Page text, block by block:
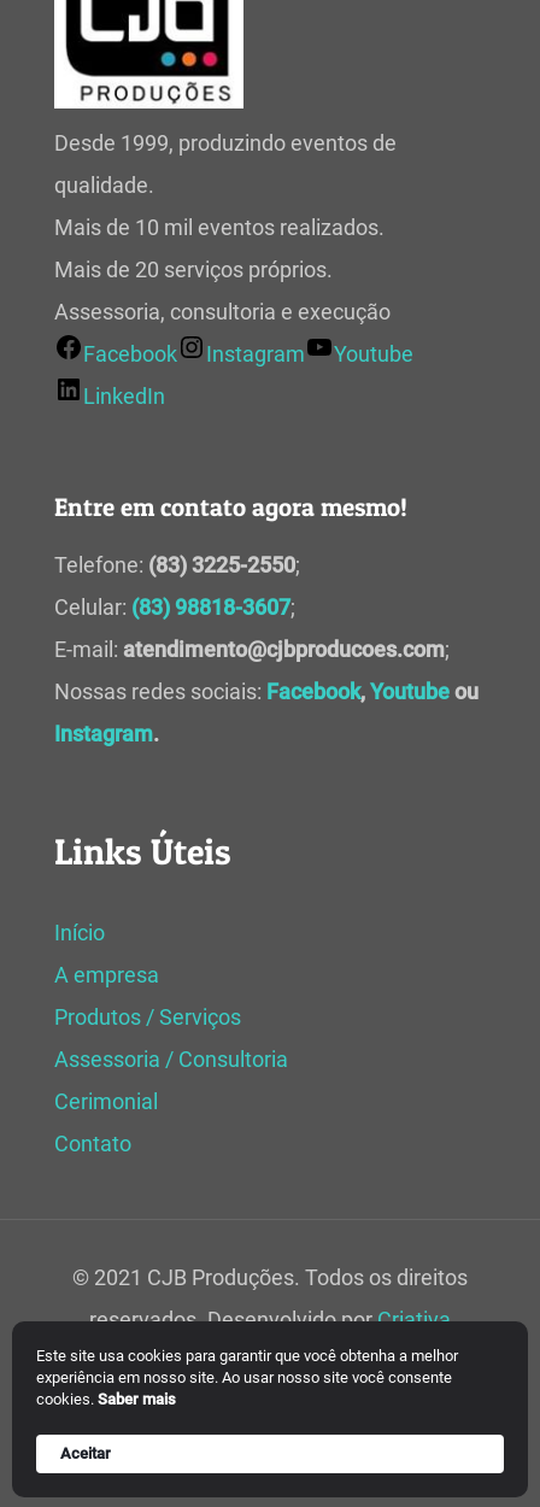
Este site usa cookies para garantir que você obtenha a melhor
experiência em nosso site. Ao usar nosso site você consente
cookies. Saber mais
Aceitar
Desde 1999, produzindo eventos de
qualidade.
Mais de 10 mil eventos realizados.
Mais de 20 serviços próprios.
Assessoria, consultoria e execução
Facebook
Instagram
Youtube
LinkedIn
Entre em contato agora mesmo!
Telefone: (83) 3225-2550;
Celular: (83) 98818-3607;
E-mail: atendimento@cjbproducoes.com;
Nossas redes sociais: Facebook,Youtubeou
Instagram.
Links Úteis
Início
A empresa
Produtos / Serviços
Assessoria / Consultoria
Cerimonial
Contato
© 2021 CJB Produções. Todos os direitos
reservados. Desenvolvido porCriativa
Soluções Web.